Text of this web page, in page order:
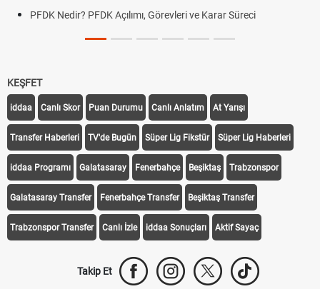
PFDK Nedir? PFDK Açılımı, Görevleri ve Karar Süreci
KEŞFET
iddaa Canlı Skor Puan Durumu Canlı Anlatım At Yarışı
Transfer Haberleri TV'de Bugün Süper Lig Fikstür Süper Lig Haberleri
iddaa Programı Galatasaray Fenerbahçe Beşiktaş Trabzonspor
Galatasaray Transfer Fenerbahçe Transfer Beşiktaş Transfer
Trabzonspor Transfer Canlı İzle iddaa Sonuçları Aktif Sayaç
Takip Et